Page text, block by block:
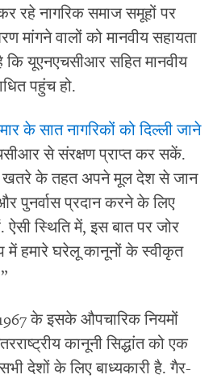
कर रहे नागरिक समाज समूहों पर
मांगने वालों को मानवीय सहायता
यूएनएचसीआर सहित मानवीय
पहुंच हो.
के सात नागरिकों को दिल्ली जाने
से संरक्षण प्राप्त कर सकें.
खतरे के तहत अपने मूल देश से जान
पुनर्वास प्रदान करने के लिए
स्थिति में, इस बात पर जोर
में हमारे घरेलू कानूनों के स्वीकृत
1967 के इसके औपचारिक नियमों
कानूनी सिद्धांत को एक
देशों के लिए बाध्यकारी है. गैर-